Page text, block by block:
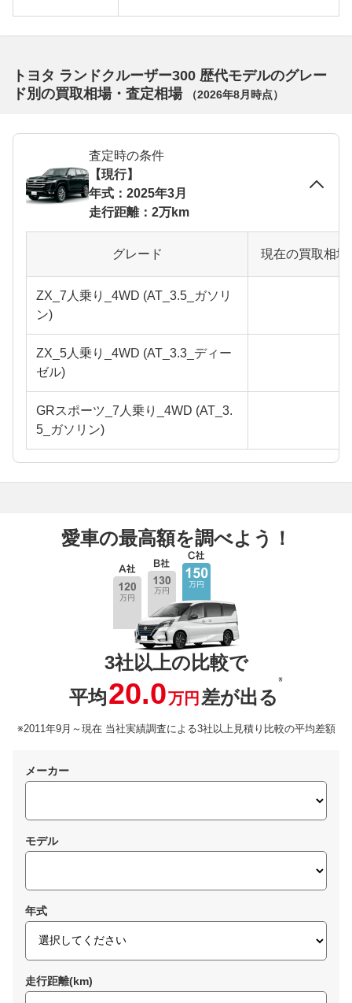
トヨタ ランドクルーザー300 歴代モデルのグレー
ド別の買取相場・査定相場
（2026年8月 時点）
査定時の条件
【現行】
年式：2025年3月
走行距離：2万km
グレード 現在の買取相
ZX_7人乗り_4WD (AT_3.5_ガソリ
ン)
ZX_5人乗り_4WD (AT_3.3_ディー
ゼル)
GRスポーツ_7人乗り_4WD (AT_3.
5_ガソリン)
愛車の最高額を調べよう！
3社以上の比較で
平均20.0万円 差が出る
※
※2011年9月～現在 当社実績調査による3社以上見積り比較の平均差額
メーカー
モデル
年式
走行距離(km)